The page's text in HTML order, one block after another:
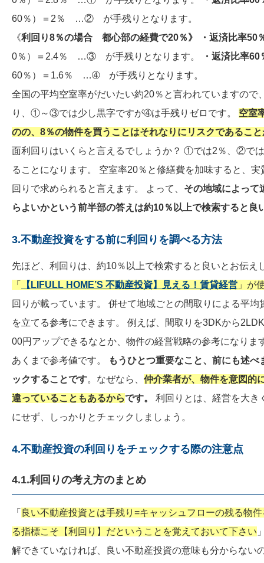
60％）＝2％ …② が手残りとなります。
《利回り8％の場合 都心部の経費で20％》
・返済比率50
0％）＝2.4％ …③ が手残りとなります。
・返済比率
60％）＝1.6％ …➃ が手残りとなります。
全国の平均空室率がだいたい約20％と言われていますの
り、①～③では少し黒字ですが➃は手残りゼロです。 空室
のの、8％の物件を買うことはそれなりにリスクであるこ
面利回りはいくらと言えるでしょうか？ ①では2％、②で
ることになります。 空室率20％と修繕費を加味すると、
回りで求められると言えます。 よって、 その地域によって
らよいかという前半部の答えは約10％以上で検索すると良
3.不動産投資をする前に利回りを調べる方法
先ほど、利回りは、約10％以上で検索すると良いとお伝
「
【LIFULL HOME’S 不動産投資】見える！賃貸経営 」が
回りが載っています。 併せて地域ごとの間取りによる平
を立てる参考にできます。 例えば、間取りを3DKから
00円アップできるなとか、物件の経営戦略の参考になり
あくまで参考値です。
もうひとつ重要なこと、前にも述
ックすることです。なぜなら、 仲介業者が、物件を意図的
違っていることもあるからです。
利回りとは、経営を大き
にせず、しっかりとチェックしましょう。
4.不動産投資の利回りをチェックする際の注意点
4.1.利回りの考え方のまとめ
「 良い不動産投資とは手残り=キャッシュフローの残る物
る指標こそ【利回り】だということを覚えておいて下さい
解できていなければ、良い不動産投資の意味も分からな